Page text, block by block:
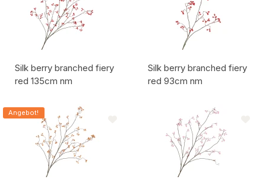
Silk berry branched fiery
red 135cm nm
Artikelcode:
Silk berry branched fiery
red 93cm nm
Angebot!